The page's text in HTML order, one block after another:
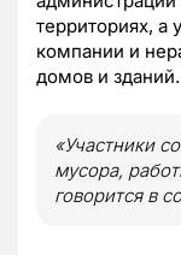
территориях, а
компании и
домов и зданий.
«Участники
мусора,
говорится в